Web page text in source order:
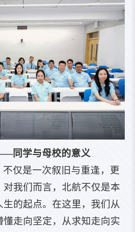
同学与母校的意义
仅是一次叙旧与重逢，更
我们而言，北航不仅是本
的起点。在这里，我们从
走向坚定，从求知走向实